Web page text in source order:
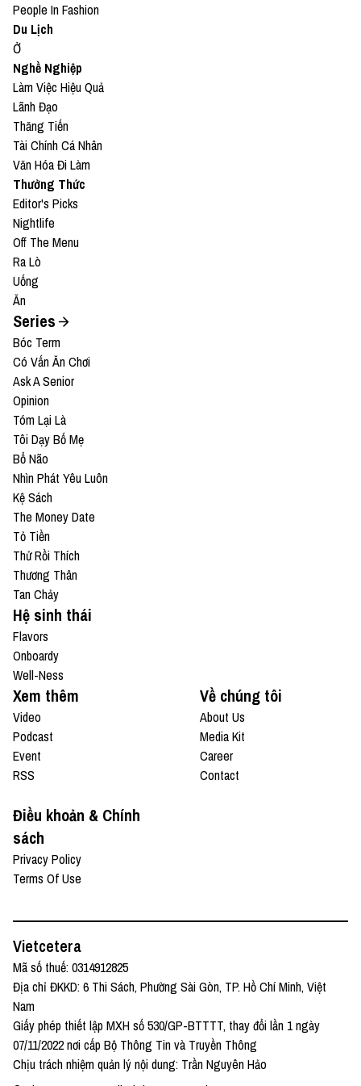
People In Fashion
Du Lịch
Ở
Nghề Nghiệp
Làm Việc Hiệu Quả
Lãnh Đạo
Thăng Tiến
Tài Chính Cá Nhân
Văn Hóa Đi Làm
Thưởng Thức
Editor's Picks
Nightlife
Off The Menu
Ra Lò
Uống
Ăn
Series
Bóc Term
Có Vấn Ăn Chơi
Ask A Senior
Opinion
Tóm Lại Là
Tôi Dạy Bố Mẹ
Bổ Não
Nhìn Phát Yêu Luôn
Kệ Sách
The Money Date
Tỏ Tiền
Thử Rồi Thích
Thương Thân
Tan Chảy
Hệ sinh thái
Flavors
Onboardy
Well-Ness
Xem thêm
Video
Podcast
Event
RSS
Về chúng tôi
About Us
Media Kit
Career
Contact
Điều khoản & Chính
sách
Privacy Policy
Terms Of Use
Vietcetera
Mã số thuế: 0314912825
Địa chỉ ĐKKD: 6 Thi Sách, Phường Sài Gòn, TP. Hồ Chí Minh, Việt
Nam
Giấy phép thiết lập MXH số 530/GP-BTTTT, thay đổi lần 1 ngày
07/11/2022 nơi cấp Bộ Thông Tin và Truyền Thông
Chịu trách nhiệm quản lý nội dung: Trần Nguyên Hảo